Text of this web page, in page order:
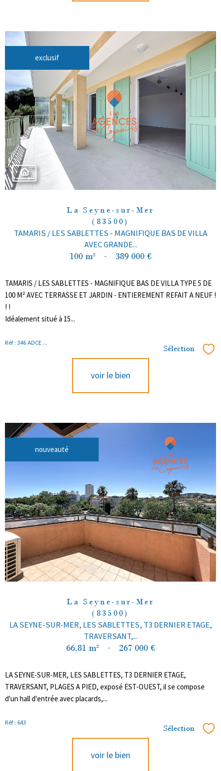
exclusif
La Seyne-sur-Mer
(83500)
TAMARIS / LES SABLETTES - MAGNIFIQUE BAS DE VILLA
AVEC GRANDE...
100 m² - 389 000 €
TAMARIS / LES SABLETTES - MAGNIFIQUE BAS DE VILLA TYPE 5 DE
100 M² AVEC TERRASSE ET JARDIN - ENTIEREMENT REFAIT A NEUF !
! !
Idéalement situé à 15...
Réf : 346 ADCE ...
Sélection
voir le bien
nouveauté
La Seyne-sur-Mer
(83500)
LA SEYNE-SUR-MER, LES SABLETTES, T3 DERNIER ETAGE,
TRAVERSANT,...
66,81 m² - 267 000 €
LA SEYNE-SUR-MER, LES SABLETTES, T3 DERNIER ETAGE,
TRAVERSANT, PLAGES A PIED, exposé EST-OUEST, il se compose
d'un hall d'entrée avec placards,...
Réf : 643
Sélection
voir le bien